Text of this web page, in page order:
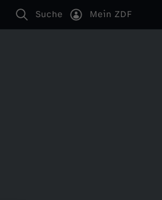
Suche Mein ZDF